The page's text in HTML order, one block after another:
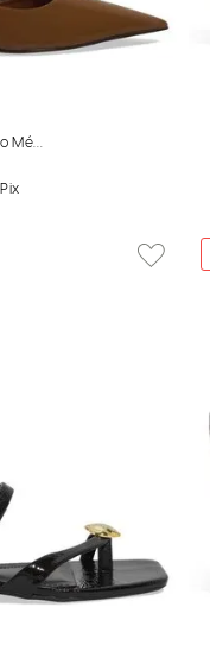
Médio Caramelo
Pix